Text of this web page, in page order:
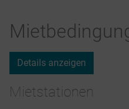
Details anzeigen
Mietstationen